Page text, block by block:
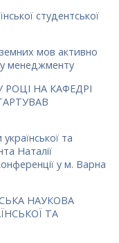
студентської
мов активно
менеджменту
НА КАФЕДРІ
та
Наталії
у м. Варна
НАУКОВА
ТА